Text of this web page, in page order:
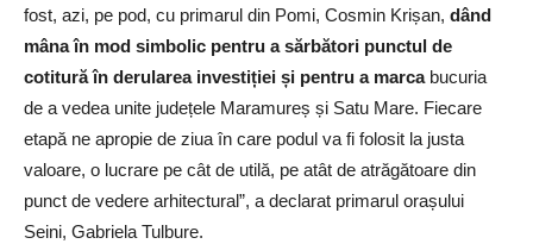
fost, azi, pe pod, cu primarul din Pomi, Cosmin Krișan, dând
mâna în mod simbolic pentru a sărbători punctul de
cotitură în derularea investiției și pentru a marcabucuria
de a vedea unite județele Maramureș și Satu Mare. Fiecare
etapă ne apropie de ziua în care podul va fi folosit la justa
valoare, o lucrare pe cât de utilă, pe atât de atrăgătoare din
punct de vedere arhitectural”, a declarat primarul orașului
Seini, Gabriela Tulbure.